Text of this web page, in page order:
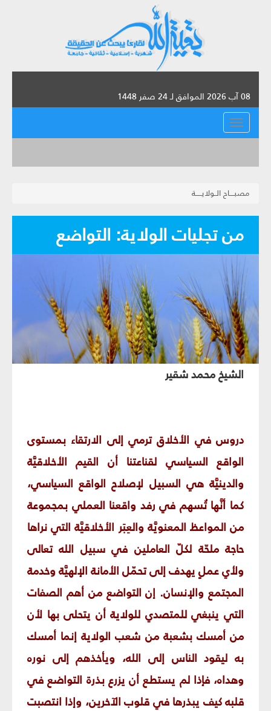
08 آب 2026 الموافق لـ 24 صفر 1448
القائمة
مصبــــاح الــولايـــــة
من تجليات الولاية: التواضع
الشيخ محمد شقير
دروس في الأخلاق ترمي إلى الارتقاء بمستوى
الواقع السياسي لقناعتنا أن القيم الأخلاقيَّة
والدينيَّة هي السبيل لإصلاح الواقع السياسي،
كما أنَّها تُسهم في رفد واقعنا العملي بمجموعة
من المواعظ المعنويَّة والعِبَر الأخلاقيَّة التي نراها
حاجة ملحّة لكلّ العاملين في سبيل الله تعالى
ولأي عملٍ يهدف إلى تحمّل الأمانة الإلهيَّة وخدمة
المجتمع والإنسان. إن التواضع من أهم الصفات
التي ينبغي للمتصدي للولاية أن يتحلى بها لأن
من أمسك بشعبة من شعب الولاية إنما أمسك
به ليقود الناس إلى الله، ويأخذهم إلى نوره
وهداه، فإذا لم يستطع أن يزرع بذرة التواضع في
قلبه كيف يبذرها في قلوب الآخرين، وإذا انتصبت